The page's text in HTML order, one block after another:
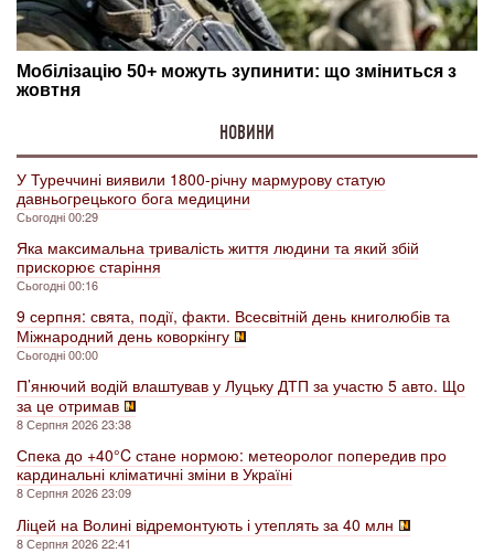
НОВИНИ
У Туреччині виявили 1800-річну мармурову статую
давньогрецького бога медицини
Сьогодні 00:29
Яка максимальна тривалість життя людини та який збій
прискорює старіння
Сьогодні 00:16
9 серпня: свята, події, факти. Всесвітній день книголюбів та
Міжнародний день коворкінгу
Сьогодні 00:00
П’янючий водій влаштував у Луцьку ДТП за участю 5 авто. Що
за це отримав
8 Серпня 2026 23:38
Спека до +40°C стане нормою: метеоролог попередив про
кардинальні кліматичні зміни в Україні
8 Серпня 2026 23:09
Ліцей на Волині відремонтують і утеплять за 40 млн
8 Серпня 2026 22:41